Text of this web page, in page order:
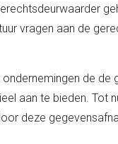
vragen aan de
de de
aan te bieden. Tot
deze